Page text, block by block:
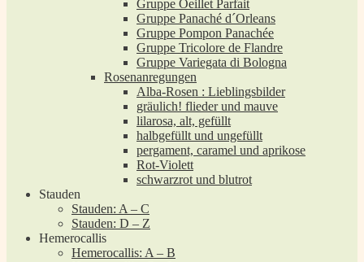
Gruppe Oeillet Parfait
Gruppe Panaché d´Orleans
Gruppe Pompon Panachée
Gruppe Tricolore de Flandre
Gruppe Variegata di Bologna
Rosenanregungen
Alba-Rosen : Lieblingsbilder
gräulich! flieder und mauve
lilarosa, alt, gefüllt
halbgefüllt und ungefüllt
pergament, caramel und aprikose
Rot-Violett
schwarzrot und blutrot
Stauden
Stauden: A – C
Stauden: D – Z
Hemerocallis
Hemerocallis: A – B